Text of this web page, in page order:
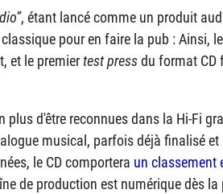
, étant lancé comme un produit
pour en faire la pub : Ainsi,
et le premiertest pressdu format CD
plus d'être reconnues dans la Hi-Fi
musical, parfois déjà finalisé et
le CD comportera un classement
de production est numérique dès la